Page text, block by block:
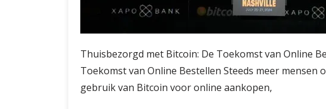
Thuisbezorgd met Bitcoin: De Toekomst van Online
Toekomst van Online Bestellen Steeds meer mensen
gebruik van Bitcoin voor online aankopen,